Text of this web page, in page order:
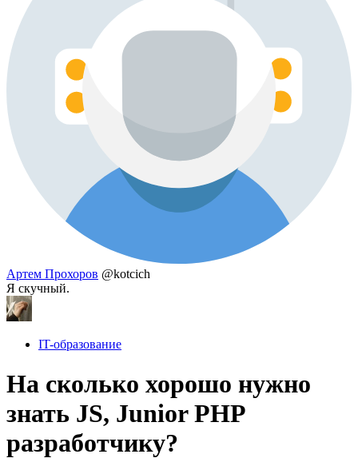
Артем Прохоров @kotcich
Я скучный.
IT-образование
На сколько хорошо нужно
знать JS, Junior PHP
разработчику?